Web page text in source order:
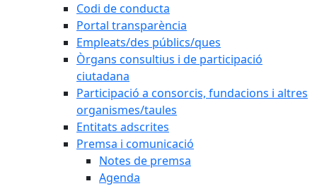
Codi de conducta
Portal transparència
Empleats/des públics/ques
Òrgans consultius i de participació
ciutadana
Participació a consorcis, fundacions i altres
organismes/taules
Entitats adscrites
Premsa i comunicació
Notes de premsa
Agenda